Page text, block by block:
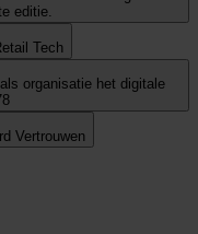
editie.
Tech
organisatie het digitale
Vertrouwen